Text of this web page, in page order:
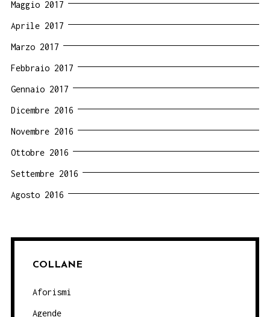
Maggio 2017
Aprile 2017
Marzo 2017
Febbraio 2017
Gennaio 2017
Dicembre 2016
Novembre 2016
Ottobre 2016
Settembre 2016
Agosto 2016
COLLANE
Aforismi
Agende